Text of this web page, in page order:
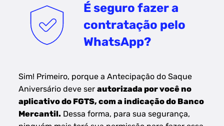
É seguro fazer a
contratação pelo
WhatsApp?
Sim! Primeiro, porque a Antecipação do Saque
Aniversário deve ser autorizada por você no
aplicativo do FGTS, com a indicação do Banco
Mercantil. Dessa forma, para sua segurança,